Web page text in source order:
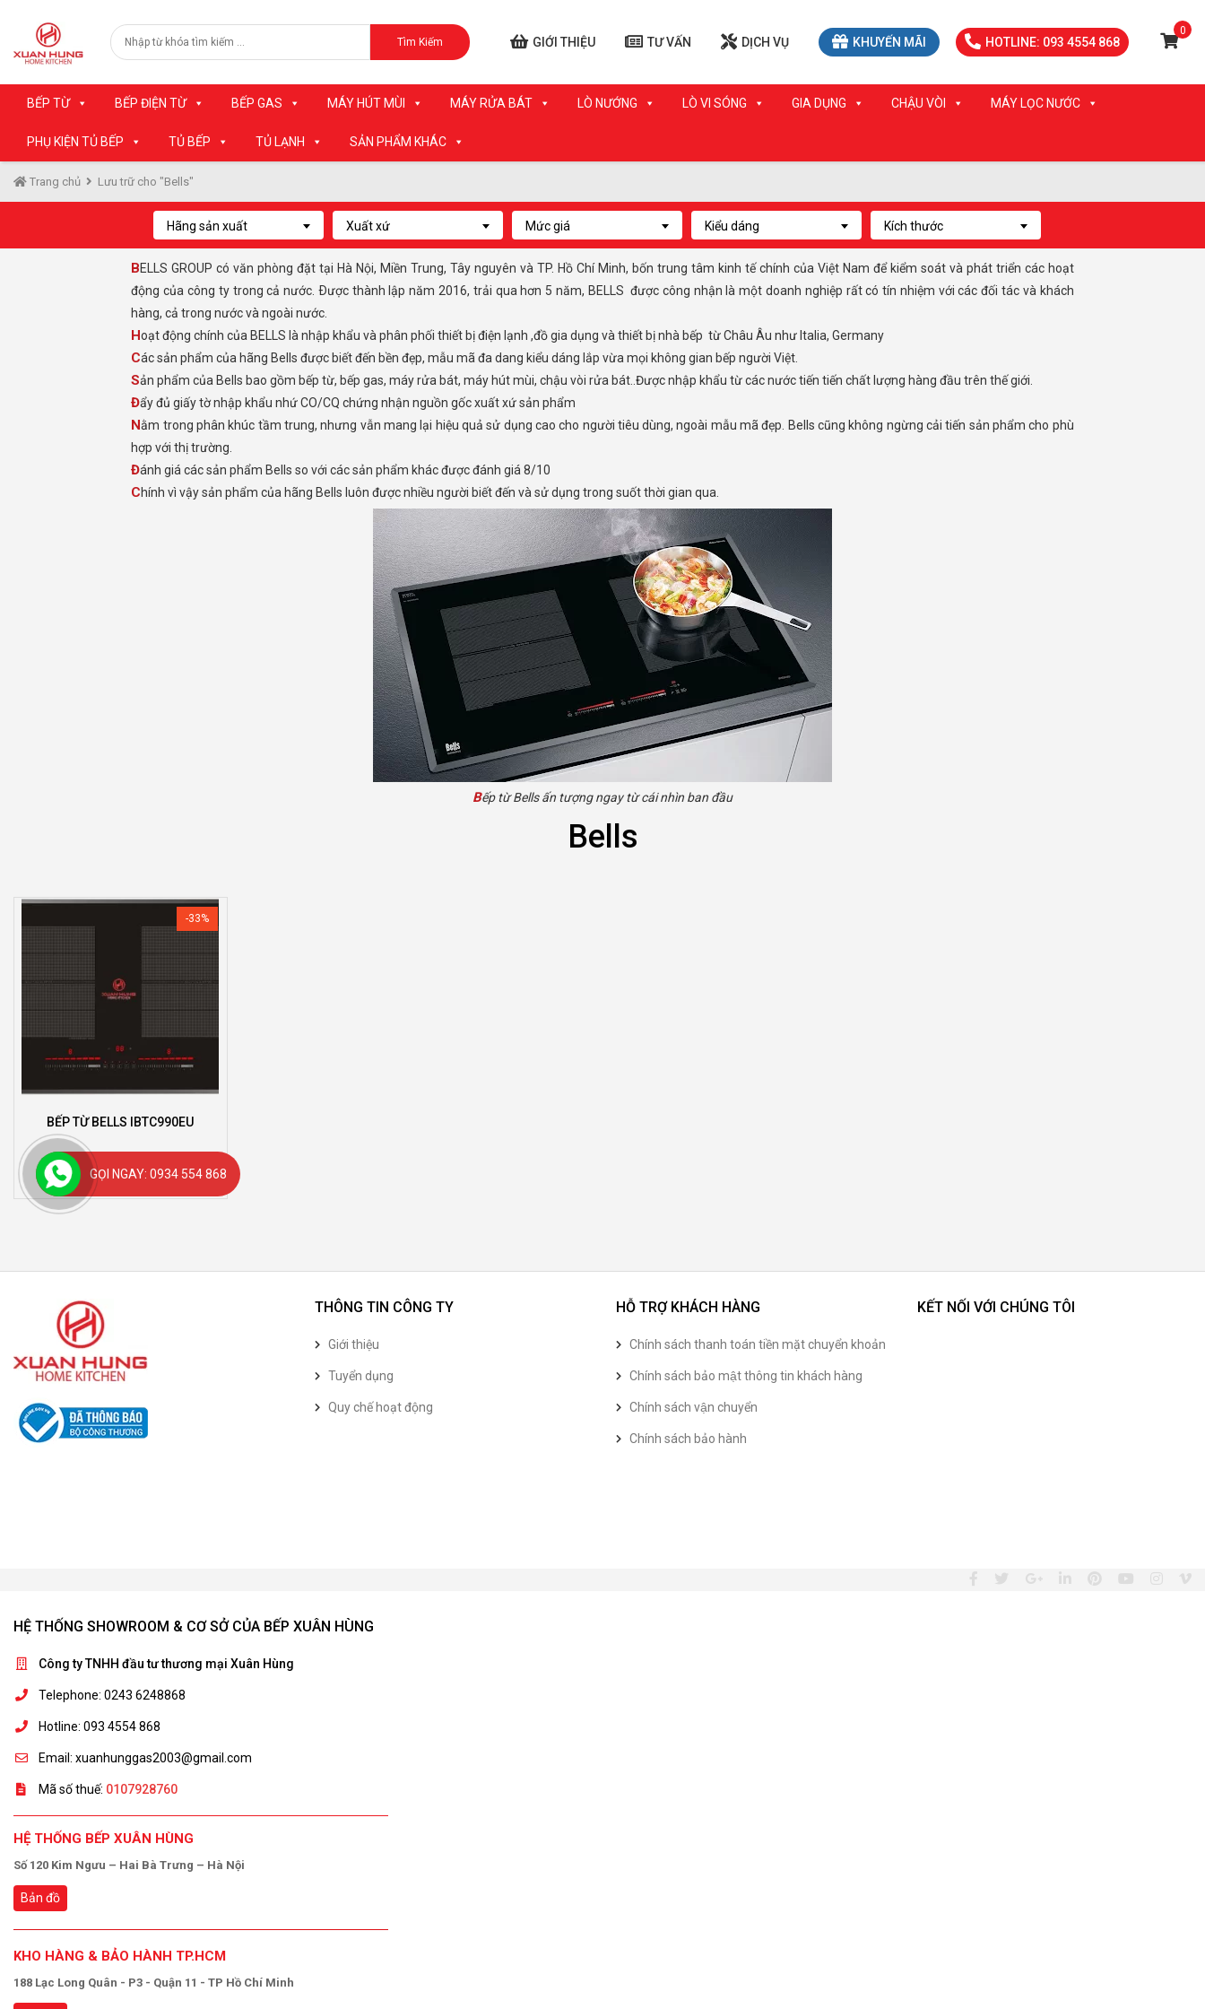
Tìm Kiếm GIỚI THIỆU TƯ VẤN DỊCH VỤ KHUYẾN MÃI HOTLINE: 093 4554 868
0
BẾP TỪ BẾP ĐIỆN TỪ BẾP GAS MÁY HÚT MÙI MÁY RỬA BÁT LÒ NƯỚNG LÒ VI SÓNG GIA DỤNG CHẬU VÒI MÁY LỌC NƯỚC
PHỤ KIỆN TỦ BẾP TỦ BẾP TỦ LẠNH SẢN PHẨM KHÁC
Trang chủ Lưu trữ cho "Bells"
Hãng sản xuất Xuất xứ Mức giá Kiểu dáng Kích thước
BELLS GROUP có văn phòng đặt tại Hà Nội, Miền Trung, Tây nguyên và TP. Hồ Chí Minh, bốn trung tâm kinh tế chính của Việt Nam để kiểm soát và phát triển các hoạt
động của công ty trong cả nước. Ðược thành lập năm 2016, trải qua hơn 5 năm, BELLS được công nhận là một doanh nghiệp rất có tín nhiệm với các đối tác và khách
hàng, cả trong nước và ngoài nước.
Hoạt động chính của BELLS là nhập khẩu và phân phối thiết bị điện lạnh ,đồ gia dụng và thiết bị nhà bếp từ Châu Âu như Italia, Germany
Các sản phẩm của hãng Bells được biết đến bền đẹp, mẫu mã đa dang kiểu dáng lắp vừa mọi không gian bếp người Việt.
Sản phẩm của Bells bao gồm bếp từ, bếp gas, máy rửa bát, máy hút mùi, chậu vòi rửa bát..Được nhập khẩu từ các nước tiến tiến chất lượng hàng đầu trên thế giới.
Đẩy đủ giấy tờ nhập khẩu nhứ CO/CQ chứng nhận nguồn gốc xuất xứ sản phẩm
Nằm trong phân khúc tầm trung, nhưng vẫn mang lại hiệu quả sử dụng cao cho người tiêu dùng, ngoài mẫu mã đẹp. Bells cũng không ngừng cải tiến sản phẩm cho phù
hợp với thị trường.
Đánh giá các sản phẩm Bells so với các sản phẩm khác được đánh giá 8/10
Chính vì vậy sản phẩm của hãng Bells luôn được nhiều người biết đến và sử dụng trong suốt thời gian qua.
Bếp từ Bells ấn tượng ngay từ cái nhìn ban đầu
Bells
-33%
BẾP TỪ BELLS IBTC990EU
24.990.000
THÔNG TIN CÔNG TY
Giới thiệu
Tuyển dụng
Quy chế hoạt động
HỖ TRỢ KHÁCH HÀNG
Chính sách thanh toán tiền mặt chuyển khoản
Chính sách bảo mật thông tin khách hàng
Chính sách vận chuyển
Chính sách bảo hành
KẾT NỐI VỚI CHÚNG TÔI
HỆ THỐNG SHOWROOM & CƠ SỞ CỦA BẾP XUÂN HÙNG
Công ty TNHH đầu tư thương mại Xuân Hùng
Telephone: 0243 6248868
Hotline: 093 4554 868
Email: xuanhunggas2003@gmail.com
Mã số thuế: 0107928760
HỆ THỐNG BẾP XUÂN HÙNG
Số 120 Kim Ngưu – Hai Bà Trưng – Hà Nội
Bản đồ
KHO HÀNG & BẢO HÀNH TP.HCM
188 Lạc Long Quân - P3 - Quận 11 - TP Hồ Chí Minh
GỌI NGAY: 0934 554 868